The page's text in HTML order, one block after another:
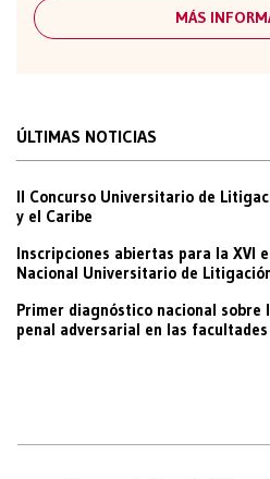
MÁS
ÚLTIMAS NOTICIAS
II Concurso Universitario de
y el Caribe
Inscripciones abiertas para la XVI
Nacional Universitario de
Primer diagnóstico nacional sobre
penal adversarial en las